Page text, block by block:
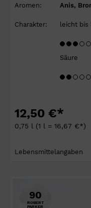
Aromen:
Anis,
Charakter: leicht bis
Säure
12,50 €*
0,75 l (1 l = 16,67 €*)
Lebensmittelangaben
90
ROBERT
PARKER